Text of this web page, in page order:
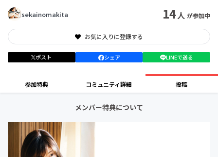
sekainomakita 14人 が参加中
お気に入りに登録する
ポスト シェア LINEで送る
参加特典 コミュニティ詳細 投稿
メンバー特典について